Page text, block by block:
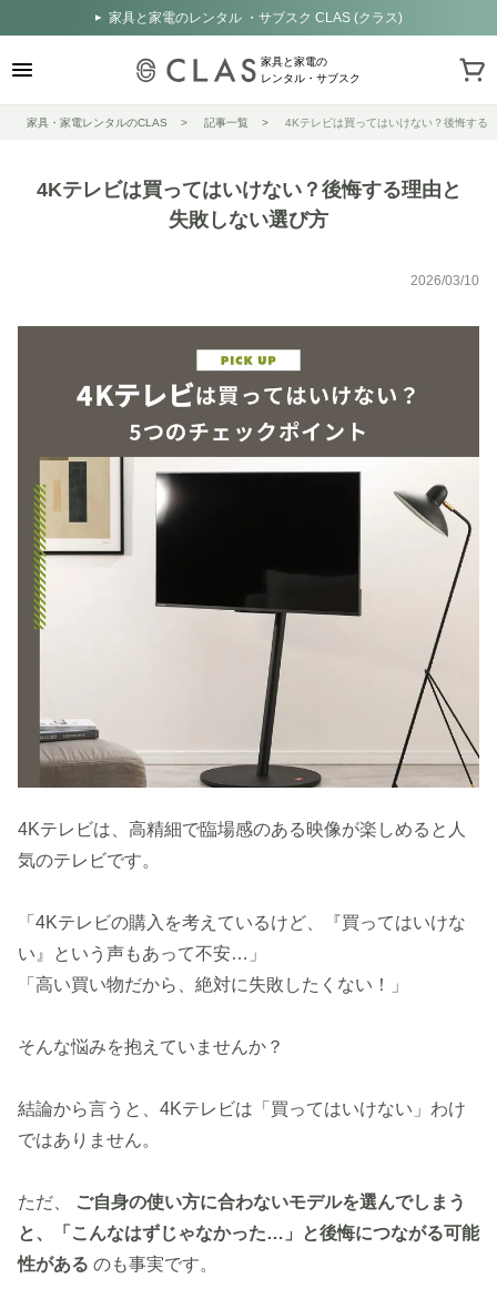
家具と家電のレンタル ・サブスク CLAS (クラス)
家具と家電の
レンタル・サブスク
家具・家電レンタルのCLAS 記事一覧 4Kテレビは買ってはいけない？後悔する
4Kテレビは買ってはいけない？後悔する理由と
失敗しない選び方
2026/03/10
4Kテレビは、高精細で臨場感のある映像が楽しめると人
気のテレビです。
「4Kテレビの購入を考えているけど、『買ってはいけな
い』という声もあって不安…」
「高い買い物だから、絶対に失敗したくない！」
そんな悩みを抱えていませんか？
結論から言うと、4Kテレビは「買ってはいけない」わけ
ではありません。
ただ、
ご自身の使い方に合わないモデルを選んでしまう
と、「こんなはずじゃなかった…」と後悔につながる可能
性がある のも事実です。